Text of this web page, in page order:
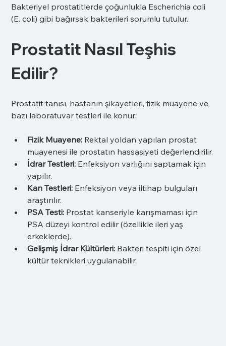
Bakteriyel prostatitlerde çoğunlukla Escherichia coli
(E. coli) gibi bağırsak bakterileri sorumlu tutulur.
Prostatit Nasıl Teşhis
Edilir?
Prostatit tanısı, hastanın şikayetleri, fizik muayene ve
bazı laboratuvar testleri ile konur:
Fizik Muayene: Rektal yoldan yapılan prostat
muayenesi ile prostatın hassasiyeti değerlendirilir.
İdrar Testleri: Enfeksiyon varlığını saptamak için
yapılır.
Kan Testleri: Enfeksiyon veya iltihap bulguları
araştırılır.
PSA Testi: Prostat kanseriyle karışmaması için
PSA düzeyi kontrol edilir (özellikle ileri yaş
erkeklerde).
Gelişmiş İdrar Kültürleri: Bakteri tespiti için özel
kültür teknikleri uygulanabilir.